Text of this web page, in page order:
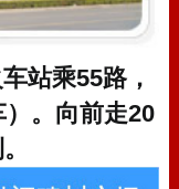
站乘55路，
。向前走20